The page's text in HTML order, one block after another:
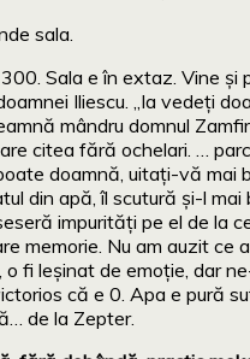
sala.
Sala e în extaz. Vine și
Iliescu. „Ia vedeți
mândru domnul
citea fără ochelari. …
doamnă, uitați-vă mai
din apă, îl scutură și-l mai
impurități pe el de la
memorie. Nu am auzit ce
o fi leșinat de emoție, dar
că e 0. Apa e pură
de la Zepter.